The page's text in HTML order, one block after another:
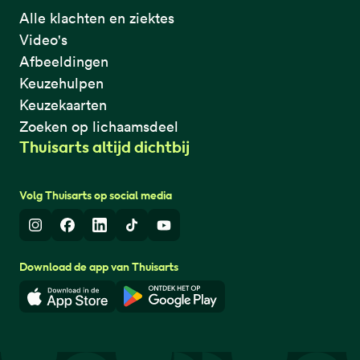
Alle klachten en ziektes
Video's
Afbeeldingen
Keuzehulpen
Keuzekaarten
Zoeken op lichaamsdeel
Thuisarts altijd dichtbij
Volg Thuisarts op social media
InstagramFacebook
LinkedInTikTokYoutube
Download de app van Thuisarts
Download in de App StoreDownload in de Google Play